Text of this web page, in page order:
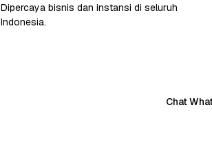
Dipercaya bisnis dan instansi di seluruh
Indonesia.
Chat